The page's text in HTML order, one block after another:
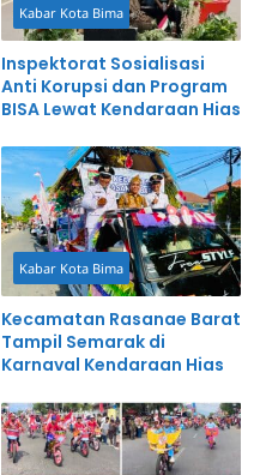
Kabar Kota Bima
Inspektorat Sosialisasi
Anti Korupsi dan Program
BISA Lewat Kendaraan Hias
Kabar Kota Bima
Kecamatan Rasanae Barat
Tampil Semarak di
Karnaval Kendaraan Hias